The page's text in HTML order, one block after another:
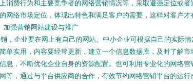
消费行为和主要竞争者的网络营销情况等，采取避强定位或者
网络市场定位，体现出特色和满足客户的需要，这样对客户
强营销网站建设与推广
，企业要在网上有自己的网站。中小企业可根据自己的实际
单实用，内容要经常更新，建立一个信息数据库，及时了解
息，不断优化企业自身的资源配置。也可利用专业化的网络
等，通过与平台供应商的合作，有效节约网络营销平台的运